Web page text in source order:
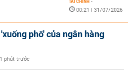
TÀI CHÍNH -
00:21 | 31/07/2026
phố' của ngân hàng
1 phút trước